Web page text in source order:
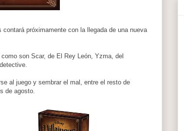
próximamente con la llegada de una nueva
son Scar, de El Rey León, Yzma, del
al juego y sembrar el mal, entre el resto de
de agosto.